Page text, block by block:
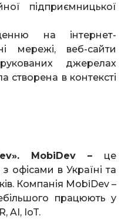
підприємницької
на інтернет-
мережі, веб-сайти
джерелах
створена в контексті
MobiDev – це
офісами в Україні та
Компанія MobiDev –
працюють у
AI, IoT.